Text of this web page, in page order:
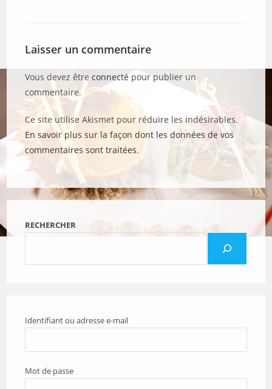
Laisser un commentaire
Vous devez êtreconnecté pour publier un
commentaire.
Ce site utilise Akismet pour réduire les indésirables.
En savoir plus sur la façon dont les données de vos
commentaires sont traitées.
RECHERCHER
Identifiant ou adresse e-mail
Mot de passe